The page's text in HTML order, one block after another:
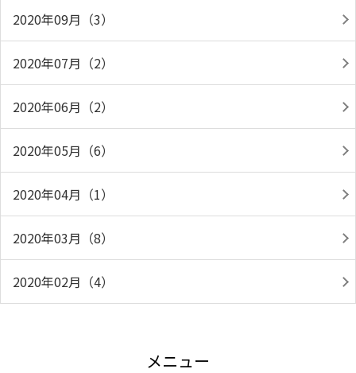
2020年09月（3）
2020年07月（2）
2020年06月（2）
2020年05月（6）
2020年04月（1）
2020年03月（8）
2020年02月（4）
メニュー